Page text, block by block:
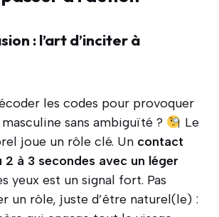
: l’art d’inciter à
les codes pour provoquer
sans ambiguïté ?
Le
joue un rôle clé. Un contact
2 à 3 secondes avec un léger
yeux est un signal fort. Pas
un rôle, juste d’être naturel(le) :